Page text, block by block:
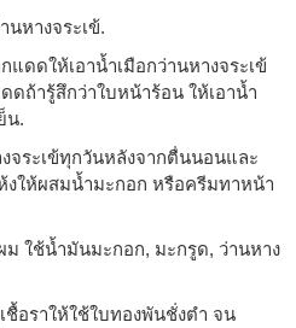
นหางจระเข้.
แดดให้เอาน้ำเมือกว่านหางจระเข้
ถ้ารู้สึกว่าใบหน้าร้อน ให้เอาน้ำ
น.
จระเข้ทุกวันหลังจากตื่นนอนและ
ให้ผสมน้ำมะกอก หรือครีมทาหน้า
ม ใช้น้ำมันมะกอก, มะกรูด, ว่านหาง
ชื้อราให้ใช้ใบทองพันชั่งตำ จน